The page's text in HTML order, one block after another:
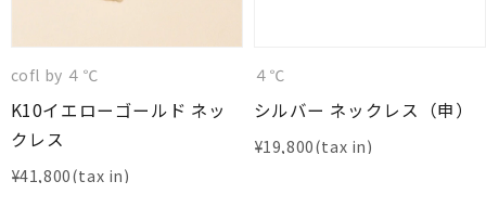
cofl by ４℃
K10イエローゴールド ネッ
クレス
¥41,800
４℃
シルバー ネックレス（申）
¥19,800